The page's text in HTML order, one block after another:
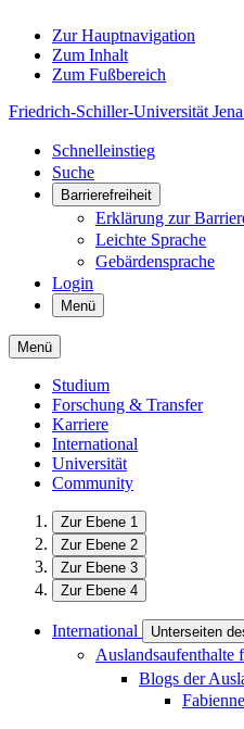
Zur Hauptnavigation
Zum Inhalt
Zum Fußbereich
Friedrich-Schiller-Universität
Schnelleinstieg
Suche
Barrierefreiheit
Erklärung zur
Leichte Sprache
Gebärdensprache
Login
Menü
Menü
Studium
Forschung & Transfer
Karriere
International
Universität
Community
Zur Ebene 1
Zur Ebene 2
Zur Ebene 3
Zur Ebene 4
International Unterseiten
Auslandsaufenthalte
Blogs der